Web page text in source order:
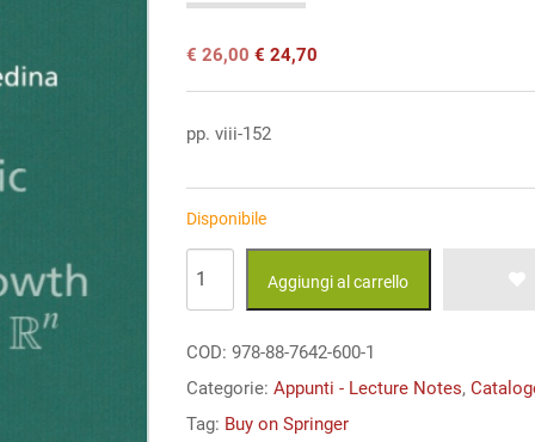
Il
originale
€ 26,00.
€ 26,00Il
attuale
è:
€ 26,00.
€ 24,70
pp. viii-152
Disponibile
Aggiungi al carrello
COD: 978-88-7642-600-1
Categorie: Appunti - Lecture Notes,
Tag: Buy on Springer